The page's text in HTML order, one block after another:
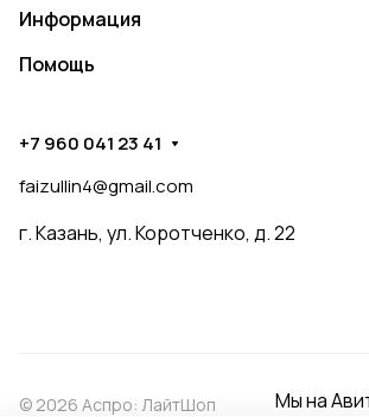
Информация
Помощь
+7 960 041 23 41
faizullin4@gmail.com
г. Казань, ул. Коротченко, д. 22
© 2026 Аспро: ЛайтШоп Мы на